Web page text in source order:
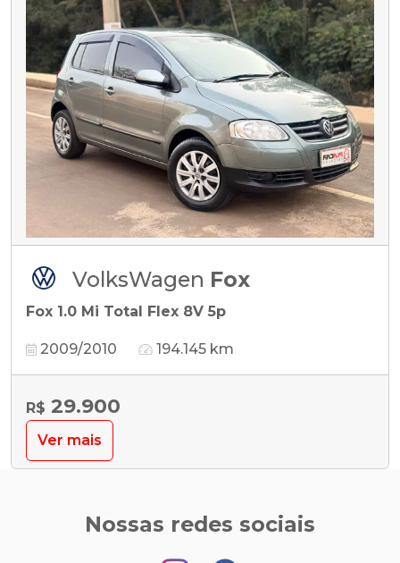
VolksWagen Fox
Fox 1.0 Mi Total Flex 8V 5p
2009/2010 194.145 km
R$ 29.900
Ver mais
Nossas redes sociais